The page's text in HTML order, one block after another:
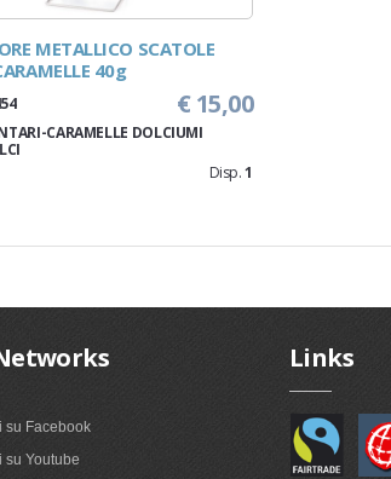
METALLICO SCATOLE
40g
€ 15,00
CARAMELLE DOLCIUMI
Disp.1
su Facebook
su Youtube
Links